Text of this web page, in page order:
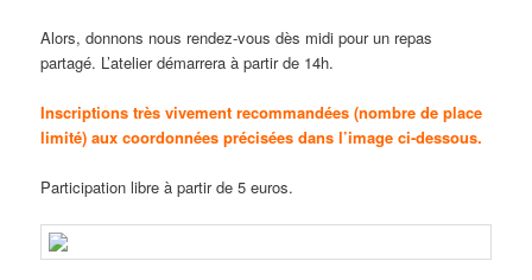
Alors, donnons nous rendez-vous dès midi pour un repas
partagé. L’atelier démarrera à partir de 14h.
Inscriptions très vivement recommandées (nombre de place
limité) aux coordonnées précisées dans l’image ci-dessous.
Participation libre à partir de 5 euros.